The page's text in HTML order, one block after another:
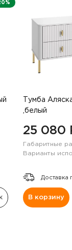
Тумба
,белый
25 080
Габаритные
Варианты
Доставка
В корзину